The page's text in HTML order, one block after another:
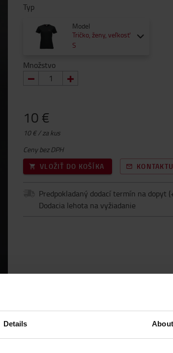
Details About
Typ
Model
Tričko, ženy, veľkosť
S
Množstvo
10 €
10 € / za kus
Ceny bez DPH
VLOŽIŤ DO KOŠÍKA
Predpokladaný dodací termín na dopyt
Dodacia lehota na vyžiadanie